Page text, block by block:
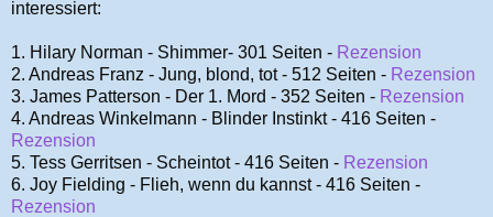
interessiert:
1. Hilary Norman - Shimmer- 301 Seiten - Rezension
2. Andreas Franz - Jung, blond, tot - 512 Seiten - Rezension
3. James Patterson - Der 1. Mord - 352 Seiten - Rezension
4. Andreas Winkelmann - Blinder Instinkt - 416 Seiten -
Rezension
5. Tess Gerritsen - Scheintot - 416 Seiten - Rezension
6. Joy Fielding - Flieh, wenn du kannst - 416 Seiten -
Rezension